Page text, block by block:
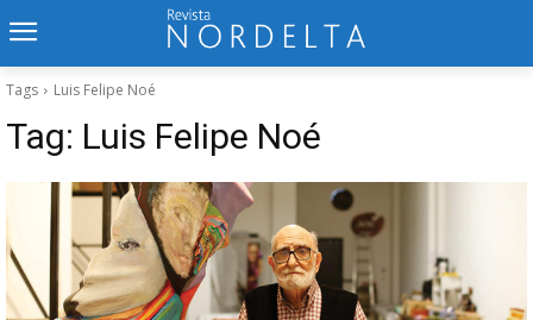
Tags Luis Felipe Noé
Tag: Luis Felipe Noé